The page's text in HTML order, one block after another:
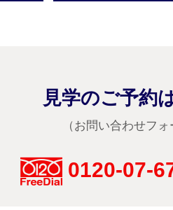
見学のご予約
（お問い合わせフォ
0120-07-